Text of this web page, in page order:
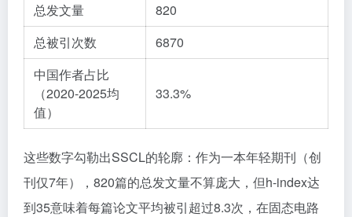
总发文量
820
总被引次数
6870
中国作者占比
（2020-2025均
值）
33.3%
这些数字勾勒出SSCL的轮廓：作为一本年轻期刊（创
刊仅7年），820篇的总发文量不算庞大，但h-index达
到35意味着每篇论文平均被引超过8.3次，在固态电路